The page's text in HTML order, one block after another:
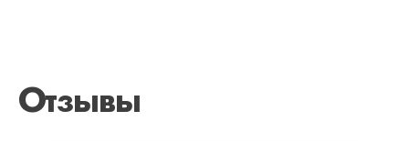
Отзывы